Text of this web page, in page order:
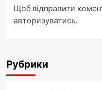
Щоб відправити
авторизуватись.
Рубрики